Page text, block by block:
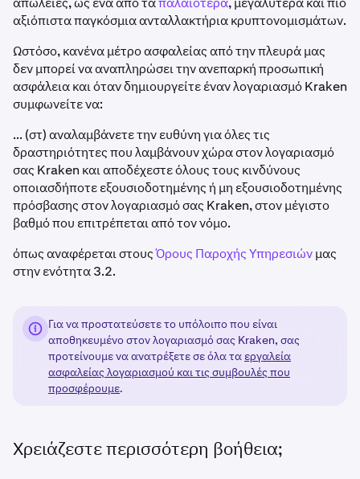
αξιόπιστα παγκόσμια ανταλλακτήρια κρυπτονομισμάτων.
Ωστόσο, κανένα μέτρο ασφαλείας από την πλευρά μας
δεν μπορεί να αναπληρώσει την ανεπαρκή προσωπική
ασφάλεια και όταν δημιουργείτε έναν λογαριασμό Kraken
συμφωνείτε να:
... (στ) αναλαμβάνετε την ευθύνη για όλες τις
δραστηριότητες που λαμβάνουν χώρα στον λογαριασμό
σας Kraken και αποδέχεστε όλους τους κινδύνους
οποιασδήποτε εξουσιοδοτημένης ή μη εξουσιοδοτημένης
πρόσβασης στον λογαριασμό σας Kraken, στον μέγιστο
βαθμό που επιτρέπεται από τον νόμο.
όπως αναφέρεται στουςΌρους Παροχής Υπηρεσιώνμας
στην ενότητα 3.2.
Για να προστατεύσετε το υπόλοιπο που είναι
αποθηκευμένο στον λογαριασμό σας Kraken, σας
προτείνουμε να ανατρέξετε σε όλα τα εργαλεία
ασφαλείας λογαριασμού και τις συμβουλές που
προσφέρουμε.
Χρειάζεστε περισσότερη βοήθεια;